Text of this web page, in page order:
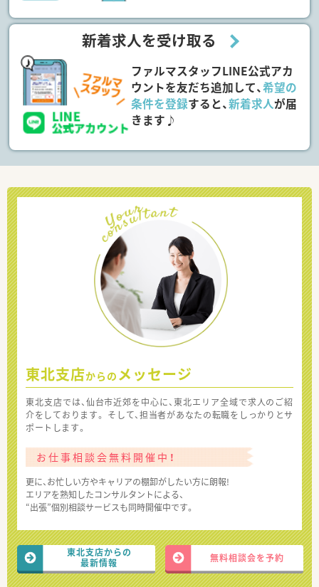
新着求人を受け取る
ファルマスタッフLINE公式アカ
ウントを友だち追加して、希望の
条件を登録すると、新着求人が届
きます♪
東北支店からの メッセージ
東北支店では、仙台市近郊を中心に、東北エリア全域で求人のご紹
介をしております。 そして、担当者があなたの転職をしっかりとサ
ポートします。
お仕事相談会無料開催中！
更に、お忙しい方やキャリアの棚卸がしたい方に朗報!
エリアを熟知したコンサルタントによる、
“出張”個別相談サービスも同時開催中です。
東北支店からの
最新情報
無料相談会を予約